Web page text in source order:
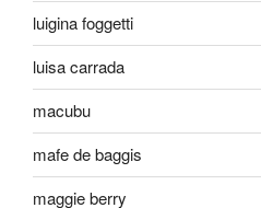
luigina foggetti
luisa carrada
macubu
mafe de baggis
maggie berry